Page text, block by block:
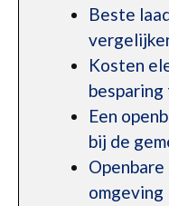
Beste
Kosten
besparing
Een
bij de
omgeving